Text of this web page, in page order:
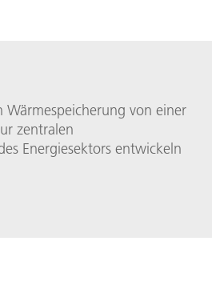
Wärmespeicherung von einer
zentralen
Energiesektors entwickeln